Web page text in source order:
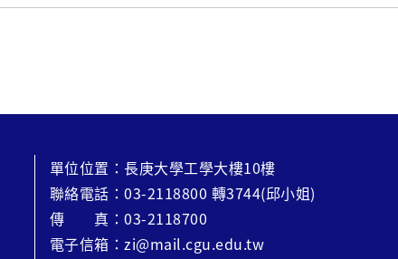
單位位置：長庚大學工學大樓10樓
聯絡電話：03-2118800 轉3744(邱小姐)
傳 真：03-2118700
電子信箱：zi@mail.cgu.edu.tw